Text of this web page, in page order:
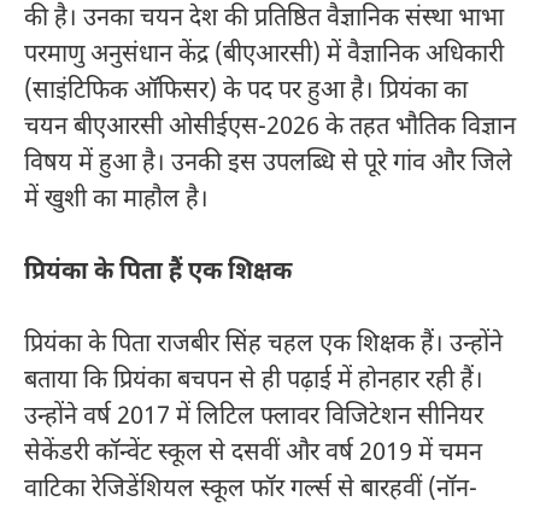
की है। उनका चयन देश की प्रतिष्ठित वैज्ञानिक संस्था भाभा
परमाणु अनुसंधान केंद्र (बीएआरसी) में वैज्ञानिक अधिकारी
(साइंटिफिक ऑफिसर) के पद पर हुआ है। प्रियंका का
चयन बीएआरसी ओसीईएस-2026 के तहत भौतिक विज्ञान
विषय में हुआ है। उनकी इस उपलब्धि से पूरे गांव और जिले
में खुशी का माहौल है।
प्रियंका के पिता हैं एक शिक्षक
प्रियंका के पिता राजबीर सिंह चहल एक शिक्षक हैं। उन्होंने
बताया कि प्रियंका बचपन से ही पढ़ाई में होनहार रही हैं।
उन्होंने वर्ष 2017 में लिटिल फ्लावर विजिटेशन सीनियर
सेकेंडरी कॉन्वेंट स्कूल से दसवीं और वर्ष 2019 में चमन
वाटिका रेजिडेंशियल स्कूल फॉर गर्ल्स से बारहवीं (नॉन-